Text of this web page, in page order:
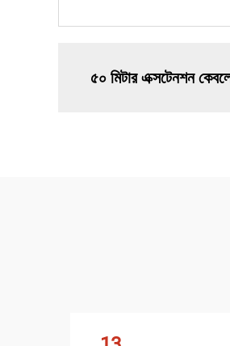
৫০ মিটার এক্সটেনশন